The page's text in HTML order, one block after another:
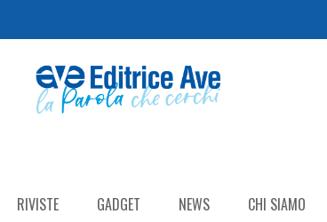
RIVISTE GADGET NEWS CHI SIAMO